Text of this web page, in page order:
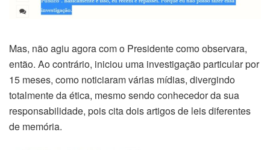
Mas, não agiu agora com o Presidente como observara,
então. Ao contrário, iniciou uma investigação particular por
15 meses, como noticiaram várias mídias, divergindo
totalmente da ética, mesmo sendo conhecedor da sua
responsabilidade, pois cita dois artigos de leis diferentes
de memória.